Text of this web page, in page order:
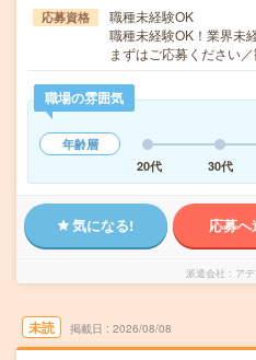
応募資格
職種未経験OK
職種未経験OK！業界未
まずはご応募ください
職場の雰囲気
年齢層
20代
30代
気になる! 応募へ
派遣会社 ア
未読 掲載日 2026/08/08